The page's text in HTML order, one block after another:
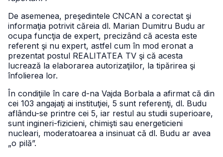
De asemenea, preşedintele CNCAN a corectat şi
informaţia potrivit căreia dl. Marian Dumitru Budu ar
ocupa funcţia de expert, precizând că acesta este
referent şi nu expert, astfel cum în mod eronat a
prezentat postul REALITATEA TV şi că acesta
lucrează la elaborarea autorizaţiilor, la tipărirea şi
înfolierea lor.
În condiţiile în care d-na Vajda Borbala a afirmat că din
cei 103 angajaţi ai instituţiei, 5 sunt referenţi, dl. Budu
aflându-se printre cei 5, iar restul au studii superioare,
sunt ingineri-fizicieni, chimişti sau energeticieni
nucleari, moderatoarea a insinuat că dl. Budu ar avea
„o pilă”.